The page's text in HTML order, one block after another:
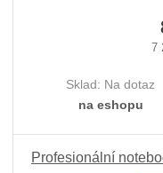
7
Sklad: Na dotaz
na eshopu
Profesionální